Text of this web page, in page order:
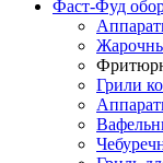
Фаст-Фуд
Грили